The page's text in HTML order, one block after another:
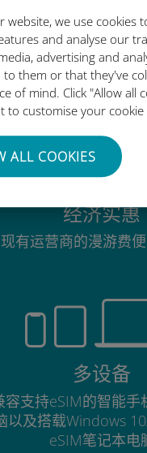
we use cookies
and analyse our
advertising and
them or that they've
of mind. Click "Allow all
to customise your
ALL COOKIES
如此出色
经济实惠
有运营商的漫游费
多设备
容支持eSIM的智能手
以及搭载Windows
eSIM笔记本电